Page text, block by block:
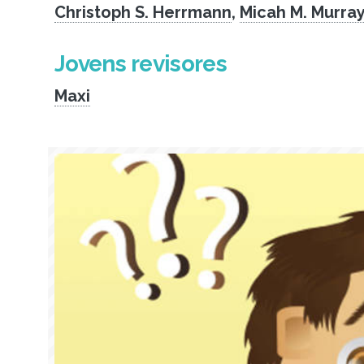
Christoph S. Herrmann, Micah M.
Jovens revisores
Maxi